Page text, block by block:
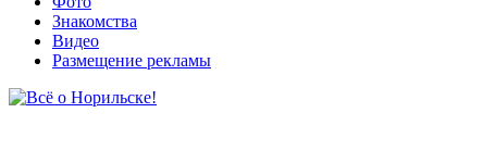
Знакомства
Видео
Размещение рекламы